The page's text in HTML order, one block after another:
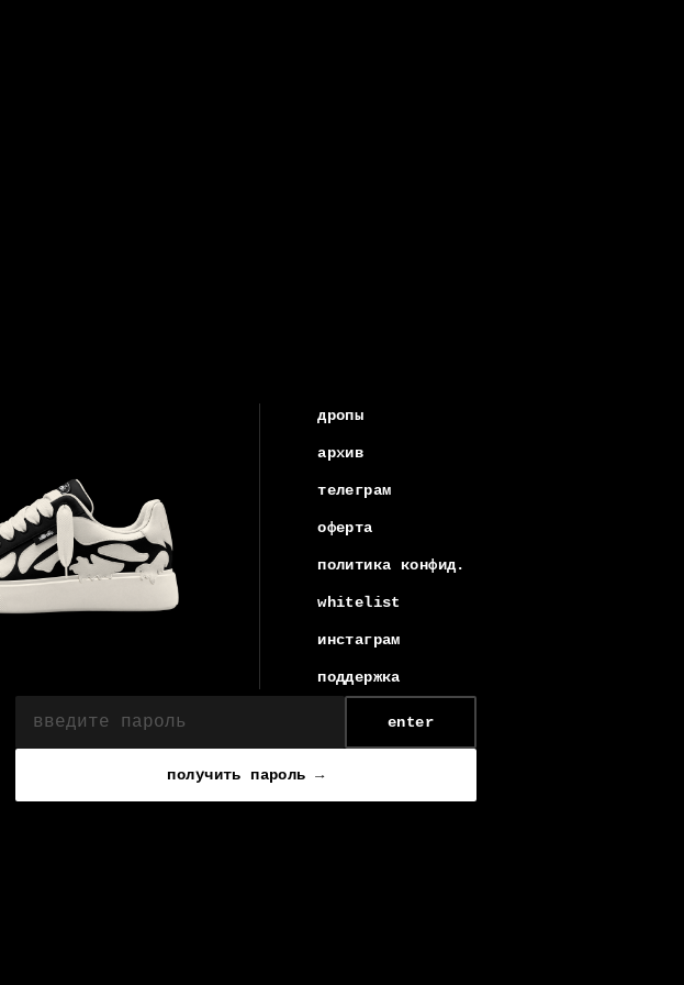
дропы
архив
телеграм
оферта
политика конфид.
whitelist
инстаграм
поддержка
enter
получить пароль →